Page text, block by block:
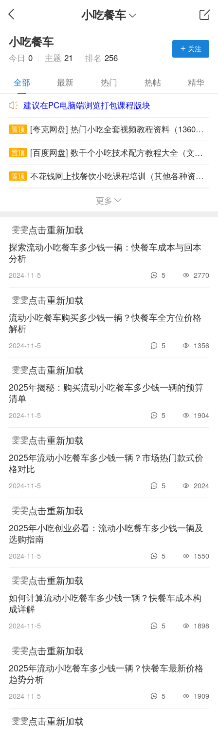
小吃餐车
关注
小吃餐车
今日 0 主题 21 排名 256
全部 最新 热门 热帖
精华
建议在PC电脑端浏览打包课程版块
置顶 [夸克网盘] 热门小吃全套视频教程资料（1360G小吃课程免费下载）
置顶 [百度网盘] 数千个小吃技术配方教程大全（文件4700G大小免费下载）
置顶 不花钱网上找餐饮小吃课程培训（其他各种资源也可以找到）
邀请朋友注册网站（推广一个会员奖励2个积分）
文章大全版块发布的全部是小吃文章（没有任何小吃配方技术分享）
更多
雯雯点击重新加载
探索流动小吃餐车多少钱一辆：快餐车成本与回本
分析
2024-11-5 2770
5
雯雯点击重新加载
流动小吃餐车购买多少钱一辆？快餐车全方位价格
解析
2024-11-5 1356
5
雯雯点击重新加载
2025年揭秘：购买流动小吃餐车多少钱一辆的预算
清单
2024-11-5 1904
5
雯雯点击重新加载
2025年流动小吃餐车多少钱一辆？市场热门款式价
格对比
2024-11-5 2024
5
雯雯点击重新加载
2025年小吃创业必看：流动小吃餐车多少钱一辆及
选购指南
2024-11-5 1550
5
雯雯点击重新加载
如何计算流动小吃餐车多少钱一辆？快餐车成本构
成详解
2024-11-5 1898
5
雯雯点击重新加载
2025年流动小吃餐车多少钱一辆？快餐车最新价格
趋势分析
2024-11-5 1909
5
雯雯点击重新加载